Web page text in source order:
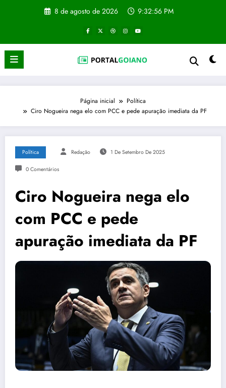
8 de agosto de 2026 9:32:57 PM
Página inicial
Política
Ciro Nogueira nega elo com PCC e pede apuração imediata da PF
Política Redação 1 De Setembro De 2025
0 Comentários
Ciro Nogueira nega elo
com PCC e pede
apuração imediata da PF